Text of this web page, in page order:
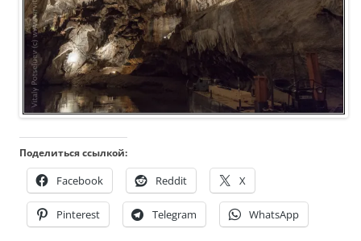
Поделиться ссылкой:
Facebook Reddit X
Pinterest Telegram WhatsApp